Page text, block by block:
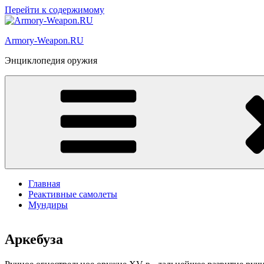
Перейти к содержимому
Armory-Weapon.RU
Энциклопедия оружия
Главная
Реактивные самолеты
Мундиры
Аркебуза